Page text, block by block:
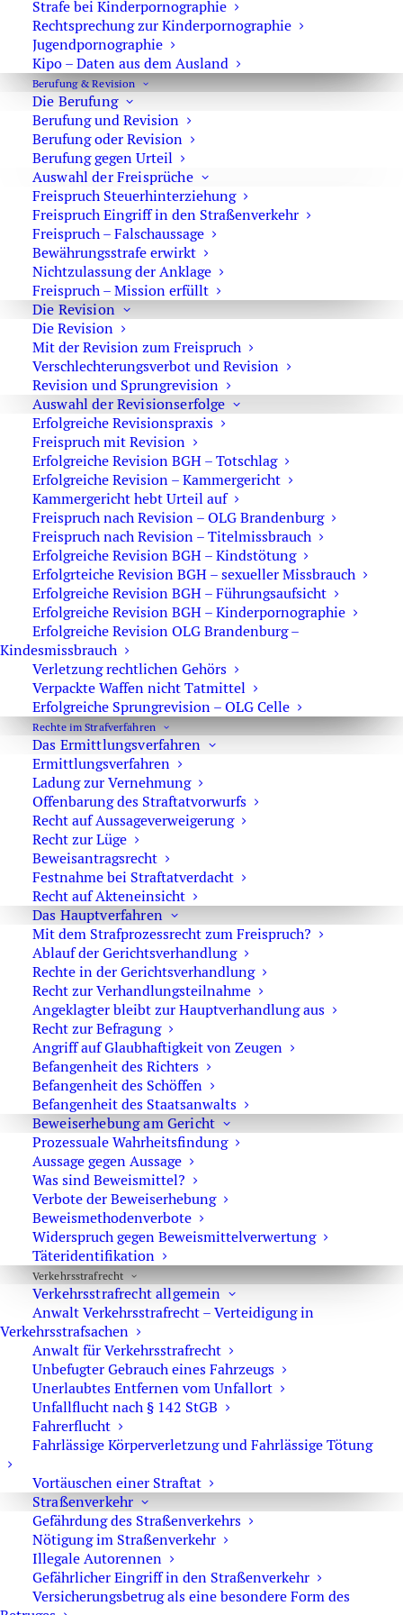
Strafe bei Kinderpornographie
Rechtsprechung zur Kinderpornographie
Jugendpornographie
Kipo – Daten aus dem Ausland
Berufung & Revision
Die Berufung
Berufung und Revision
Berufung oder Revision
Berufung gegen Urteil
Auswahl der Freisprüche
Freispruch Steuerhinterziehung
Freispruch Eingriff in den Straßenverkehr
Freispruch – Falschaussage
Bewährungsstrafe erwirkt
Nichtzulassung der Anklage
Freispruch – Mission erfüllt
Die Revision
Die Revision
Mit der Revision zum Freispruch
Verschlechterungsverbot und Revision
Revision und Sprungrevision
Auswahl der Revisionserfolge
Erfolgreiche Revisionspraxis
Freispruch mit Revision
Erfolgreiche Revision BGH – Totschlag
Erfolgreiche Revision – Kammergericht
Kammergericht hebt Urteil auf
Freispruch nach Revision – OLG Brandenburg
Freispruch nach Revision – Titelmissbrauch
Erfolgreiche Revision BGH – Kindstötung
Erfolgrteiche Revision BGH – sexueller Missbrauch
Erfolgreiche Revision BGH – Führungsaufsicht
Erfolgreiche Revision BGH – Kinderpornographie
Erfolgreiche Revision OLG Brandenburg –
Kindesmissbrauch
Verletzung rechtlichen Gehörs
Verpackte Waffen nicht Tatmittel
Erfolgreiche Sprungrevision – OLG Celle
Rechte im Strafverfahren
Das Ermittlungsverfahren
Ermittlungsverfahren
Ladung zur Vernehmung
Offenbarung des Straftatvorwurfs
Recht auf Aussageverweigerung
Recht zur Lüge
Beweisantragsrecht
Festnahme bei Straftatverdacht
Recht auf Akteneinsicht
Das Hauptverfahren
Mit dem Strafprozessrecht zum Freispruch?
Ablauf der Gerichtsverhandlung
Rechte in der Gerichtsverhandlung
Recht zur Verhandlungsteilnahme
Angeklagter bleibt zur Hauptverhandlung aus
Recht zur Befragung
Angriff auf Glaubhaftigkeit von Zeugen
Befangenheit des Richters
Befangenheit des Schöffen
Befangenheit des Staatsanwalts
Beweiserhebung am Gericht
Prozessuale Wahrheitsfindung
Aussage gegen Aussage
Was sind Beweismittel?
Verbote der Beweiserhebung
Beweismethodenverbote
Widerspruch gegen Beweismittelverwertung
Täteridentifikation
Verkehrs­strafrecht
Verkehrsstrafrecht allgemein
Anwalt Verkehrsstrafrecht – Verteidigung in
Verkehrsstrafsachen
Anwalt für Verkehrsstrafrecht
Unbefugter Gebrauch eines Fahrzeugs
Unerlaubtes Entfernen vom Unfallort
Unfallflucht nach § 142 StGB
Fahrerflucht
Fahrlässige Körperverletzung und Fahrlässige Tötung
Vortäuschen einer Straftat
Straßenverkehr
Gefährdung des Straßenverkehrs
Nötigung im Straßenverkehr
Illegale Autorennen
Gefährlicher Eingriff in den Straßenverkehr
Versicherungsbetrug als eine besondere Form des
Muss ich der Blutentnahme zustimmen?
Nein. Sie müssen nicht zustimmen. Wenn die
Blutentnahme rechtmäßig angeordnet wurde, kann sie
jedoch auch gegen Ihren Willen durchgeführt werden.
Widerstand ist deshalb regelmäßig keine gute Idee, weil
dadurch zusätzliche strafrechtliche Probleme entstehen
können. Sinnvoller ist es, ruhig zu bleiben, keine
Angaben zur Sache zu machen und später prüfen zu
lassen, ob die Maßnahme rechtmäßig war. Das Schweigen
darf nicht gegen Sie gewertet werden. Auch die
Ablehnung eines freiwilligen Schnelltests ist kein
Geständnis.
Welche Fehler passieren bei
Blutentnahmen?
Nicht jede Blutentnahme ist automatisch unangreifbar. In
der Verteidigung können mehrere Punkte wichtig werden.
Zunächst muss geprüft werden, ob die Polizei überhaupt
konkrete Verdachtsmomente hatte. Außerdem ist
entscheidend, wer die Blutentnahme angeordnet hat,
wann die Fahrt endete und wann die Probe tatsächlich
entnommen wurde. Gerade bei Alkohol kann der
Zeitabstand für die Berechnung der Tatzeitkonzentration
erheblich sein. Bei Drogen stellt sich dagegen häufig die
Frage, ob der gemessene Wirkstoffwert noch eine aktuelle
Wirkung belegt. Auch die Dokumentation ist wichtig.
Wurden Ausfallerscheinungen nur pauschal behauptet
oder genau beschrieben? Wurde ein ärztlicher
Untersuchungsbogen ausgefüllt? Gibt es
Videoaufnahmen? Stimmen Uhrzeiten,
Probenkennzeichnung und Laborbericht überein? Wurde
zwischen aktivem Wirkstoff und bloßen Abbauprodukten
unterschieden? Solche Fragen können darüber
entscheiden, ob ein Bußgeld, ein Fahrverbot, eine
vorläufige Entziehung der Fahrerlaubnis oder sogar eine
strafrechtliche Verurteilung droht.
Ordnungswidrigkeit oder Strafverfahren?
Bei Alkohol und Drogen am Steuer muss man zwischen
Ordnungswidrigkeit und Straftat unterscheiden. Eine
Ordnungswidrigkeit nach§ 24a StVGkommt in Betracht,
wenn bestimmte Grenzwerte oder Wirkstoffnachweise
vorliegen. Dann drohen Bußgeld, Punkte und Fahrverbot.
Eine Straftat nach § 316 StGB setzt dagegen
Fahruntüchtigkeit voraus. Bei Alkohol gibt es feste
Promillegrenzen. Bei Drogen reicht der bloße
Wirkstoffnachweis für eine Straftat regelmäßig nicht aus.
Vielmehr müssen zusätzliche Ausfallerscheinungen oder
Fahrfehler hinzukommen. Dazu gehören etwa
Schlangenlinien, ein Unfall, erhebliche Reaktionsfehler
oder sonstige Anzeichen rauschmittelbedingter
Fahrunsicherheit.
Noch schwerer wiegt § 315c StGB. Dort muss zusätzlich
eine konkrete Gefährdung von Menschen oder
bedeutenden Sachen vorliegen. Deshalb darf nicht jeder
Drogenwert automatisch als Straßenverkehrsgefährdung
bewertet werden.
Was gilt bei Cannabis?
Cannabis bereitet besondere Schwierigkeiten, weil THC
anders abgebaut wird als Alkohol. Ein Fahrer kann sich
wieder nüchtern fühlen, während im Blut noch THC
nachweisbar ist. Umgekehrt sagt ein Abbauprodukt wie
THC-COOH nicht ohne Weiteres etwas über die aktuelle
Fahrtüchtigkeit aus. Für das Bußgeldverfahren ist vor